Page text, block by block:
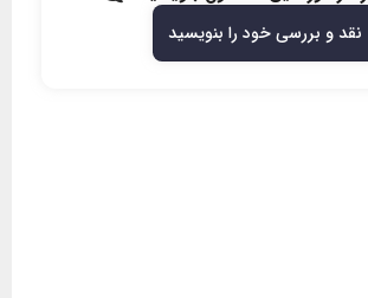
نقد و بررسی خود را بنویسید